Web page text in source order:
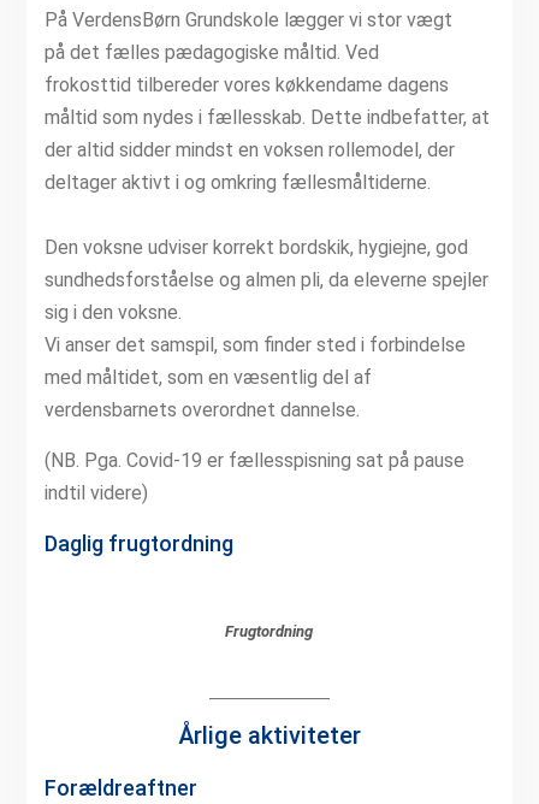
På VerdensBørn Grundskole lægger vi stor vægt
på det fælles pædagogiske måltid. Ved
frokosttid tilbereder vores køkkendame dagens
måltid som nydes i fællesskab. Dette indbefatter, at
der altid sidder mindst en voksen rollemodel, der
deltager aktivt i og omkring fællesmåltiderne.
Den voksne udviser korrekt bordskik, hygiejne, god
sundhedsforståelse og almen pli, da eleverne spejler
sig i den voksne.
Vi anser det samspil, som finder sted i forbindelse
med måltidet, som en væsentlig del af
verdensbarnets overordnet dannelse.
(NB. Pga. Covid-19 er fællesspisning sat på pause
indtil videre)
Daglig frugtordning
Frugtordning
Årlige aktiviteter
Forældreaftner